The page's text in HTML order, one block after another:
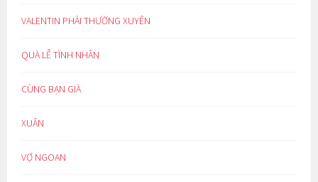
VALENTIN PHẢI THƯỜNG XUYÊN
QUÀ LỄ TÌNH NHÂN
CÙNG BẠN GIÀ
XUÂN
VỢ NGOAN